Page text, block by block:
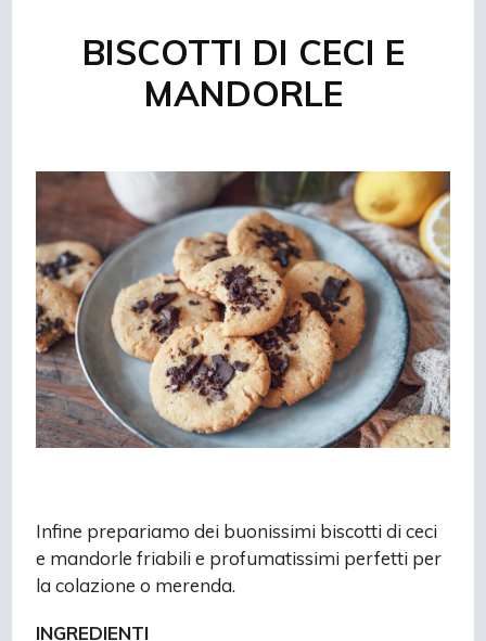
BISCOTTI DI CECI E
MANDORLE
Infine prepariamo dei buonissimi biscotti di ceci
e mandorle friabili e profumatissimi perfetti per
la colazione o merenda.
INGREDIENTI